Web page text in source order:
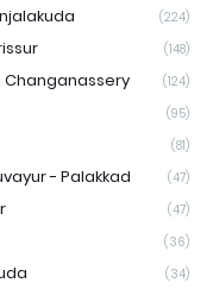
(224)
(148)
(124)
(95)
(81)
- Palakkad (47)
(47)
(36)
(34)